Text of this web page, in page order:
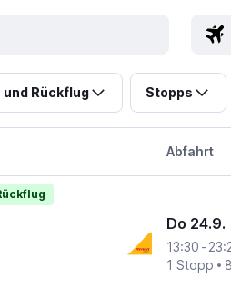
und Rückflug Stopps
Abfahrt
Do 24.9.
13:30 -
1 Stopp